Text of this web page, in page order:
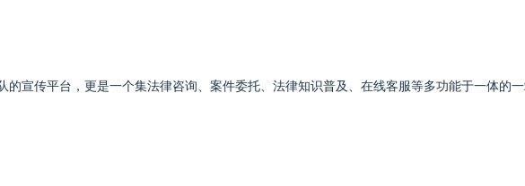
的宣传平台，更是一个集法律咨询、案件委托、法律知识普及、在线客服等多功能于一体的